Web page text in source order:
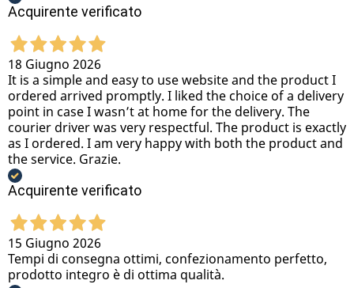
Acquirente verificato
18 Giugno 2026
It is a simple and easy to use website and the product I
ordered arrived promptly. I liked the choice of a delivery
point in case I wasn’t at home for the delivery. The
courier driver was very respectful. The product is exactly
as I ordered. I am very happy with both the product and
the service. Grazie.
Acquirente verificato
15 Giugno 2026
Tempi di consegna ottimi, confezionamento perfetto,
prodotto integro è di ottima qualità.